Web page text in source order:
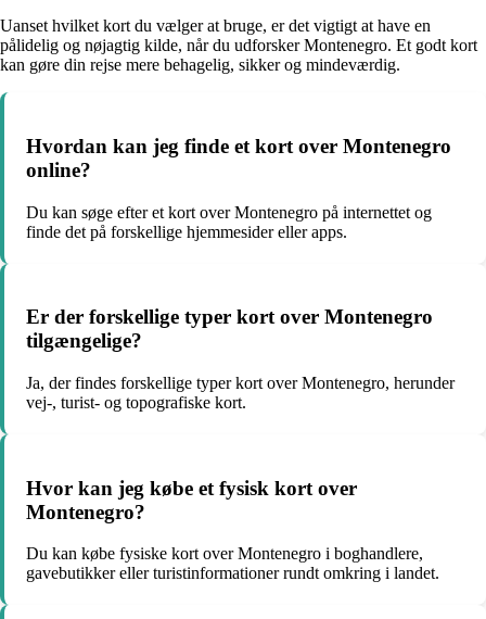
Uanset hvilket kort du vælger at bruge, er det vigtigt at have en
pålidelig og nøjagtig kilde, når du udforsker Montenegro. Et godt kort
kan gøre din rejse mere behagelig, sikker og mindeværdig.
Hvordan kan jeg finde et kort over Montenegro
online?
Du kan søge efter et kort over Montenegro på internettet og
finde det på forskellige hjemmesider eller apps.
Er der forskellige typer kort over Montenegro
tilgængelige?
Ja, der findes forskellige typer kort over Montenegro, herunder
vej-, turist- og topografiske kort.
Hvor kan jeg købe et fysisk kort over
Montenegro?
Du kan købe fysiske kort over Montenegro i boghandlere,
gavebutikker eller turistinformationer rundt omkring i landet.